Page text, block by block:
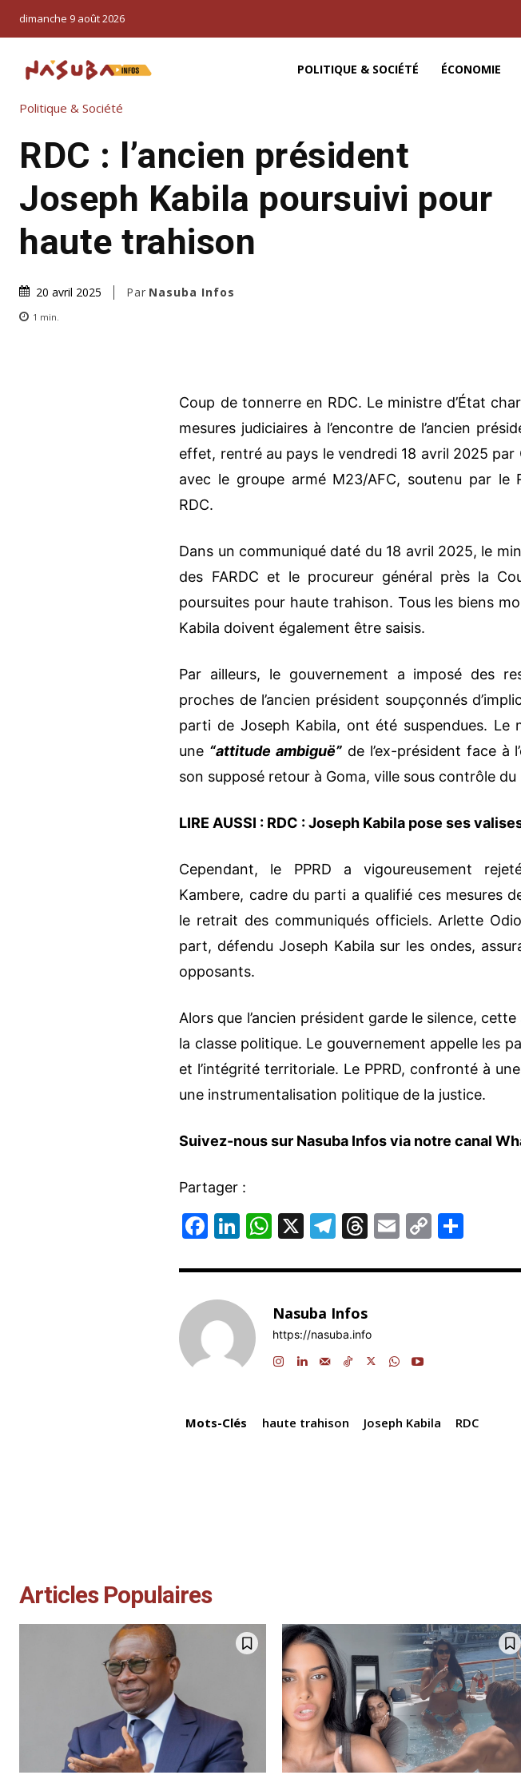
dimanche 9 août 2026
POLITIQUE & SOCIÉTÉ ÉCONOMIE
Politique & Société
RDC : l’ancien président
Joseph Kabila poursuivi pour
haute trahison
20 avril 2025 Par Nasuba Infos
1 min.
Coup de tonnerre en RDC. Le ministre d’État
mesures judiciaires à l’encontre de l’ancien
effet, rentré au pays le vendredi 18 avril 2025 par
avec le groupe armé M23/AFC, soutenu par le
RDC.
Dans un communiqué daté du 18 avril 2025, le
des FARDC et le procureur général près la
poursuites pour haute trahison. Tous les biens
Kabila doivent également être saisis.
Par ailleurs, le gouvernement a imposé des
proches de l’ancien président soupçonnés
parti de Joseph Kabila, ont été suspendues. Le
une “attitude ambiguë” de l’ex-président face à
son supposé retour à Goma, ville sous contrôle du
LIRE AUSSI : RDC : Joseph Kabila pose ses
Cependant, le PPRD a vigoureusement
Kambere, cadre du parti a qualifié ces mesures
le retrait des communiqués officiels. Arlette
part, défendu Joseph Kabila sur les ondes,
opposants.
Alors que l’ancien président garde le silence,
la classe politique. Le gouvernement appelle les
et l’intégrité territoriale. Le PPRD, confronté à
une instrumentalisation politique de la justice.
Suivez-nous sur Nasuba Infos via notre canal
Partager :
F
c
e
b
o
Li
k
e
dI
n
W
at
s
A
p
X
T
e
gr
a
m
T
e
d
s
E
ai
C
p ta
Nasuba Infos
https://nasuba.info
Mots-Clés haute trahison Joseph Kabila RDC
Articles Populaires